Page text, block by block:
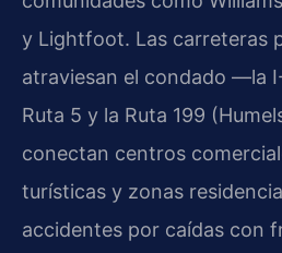
y Lightfoot. Las carreteras
atraviesan el condado —la
Ruta 5 y la Ruta 199
conectan centros
turísticas y zonas
accidentes por caídas con